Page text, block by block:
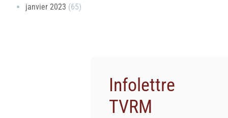
janvier 2023 (65)
Infolettre
TVRM